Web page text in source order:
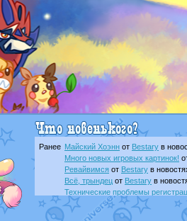
Ранее Майский Хоэнн от Bestary в
Много новых игровых картинок!
Ревайвимся от Bestary в
Всё, трындец от Bestary в
Технические проблемы
доброе утро славянеот
в
Йолда и Мимикьюот